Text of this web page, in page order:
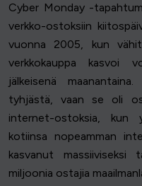
Cyber Monday -
verkko-ostoksiin
vuonna 2005, kun
verkkokauppa kasvoi
jälkeisenä
tyhjästä, vaan se oli
internet-ostoksia, kun
kotiinsa nopeamman
kasvanut massiiviseksi
miljoonia ostajia